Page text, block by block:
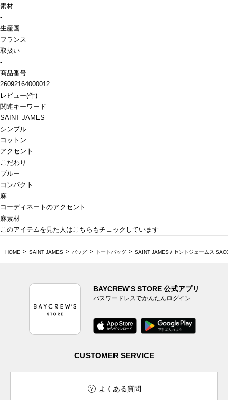
素材
-
生産国
フランス
取扱い
-
商品番号
26092164000012
レビュー(件)
関連キーワード
SAINT JAMES
シンプル
コットン
アクセント
こだわり
ブルー
コンパクト
麻
コーディネートのアクセント
麻素材
このアイテムを見た人はこちらもチェックしています
HOME SAINT JAMES バッグ トートバッグ SAINT JAMES / セントジェームス
BAYCREW’S STORE 公式アプリ
パスワードレスでかんたんログイン
CUSTOMER SERVICE
よくある質問